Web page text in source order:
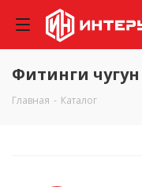
Фитинги чугун
Главная - Каталог